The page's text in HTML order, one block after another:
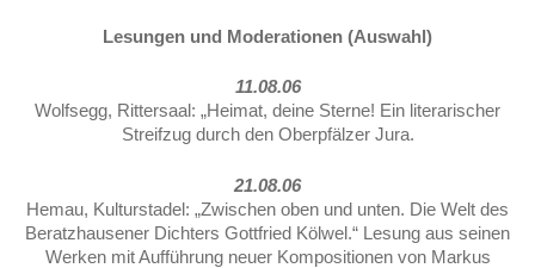
Lesungen und Moderationen (Auswahl)
11.08.06
Wolfsegg, Rittersaal: „Heimat, deine Sterne! Ein literarischer
Streifzug durch den Oberpfälzer Jura.
21.08.06
Hemau, Kulturstadel: „Zwischen oben und unten. Die Welt des
Beratzhausener Dichters Gottfried Kölwel.“ Lesung aus seinen
Werken mit Aufführung neuer Kompositionen von Markus